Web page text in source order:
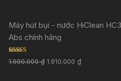
Máy hút bụi - nước HiClean
Abs chính hãng
Rated 5.00
out of 5
1.990.000₫ 1.910.000₫